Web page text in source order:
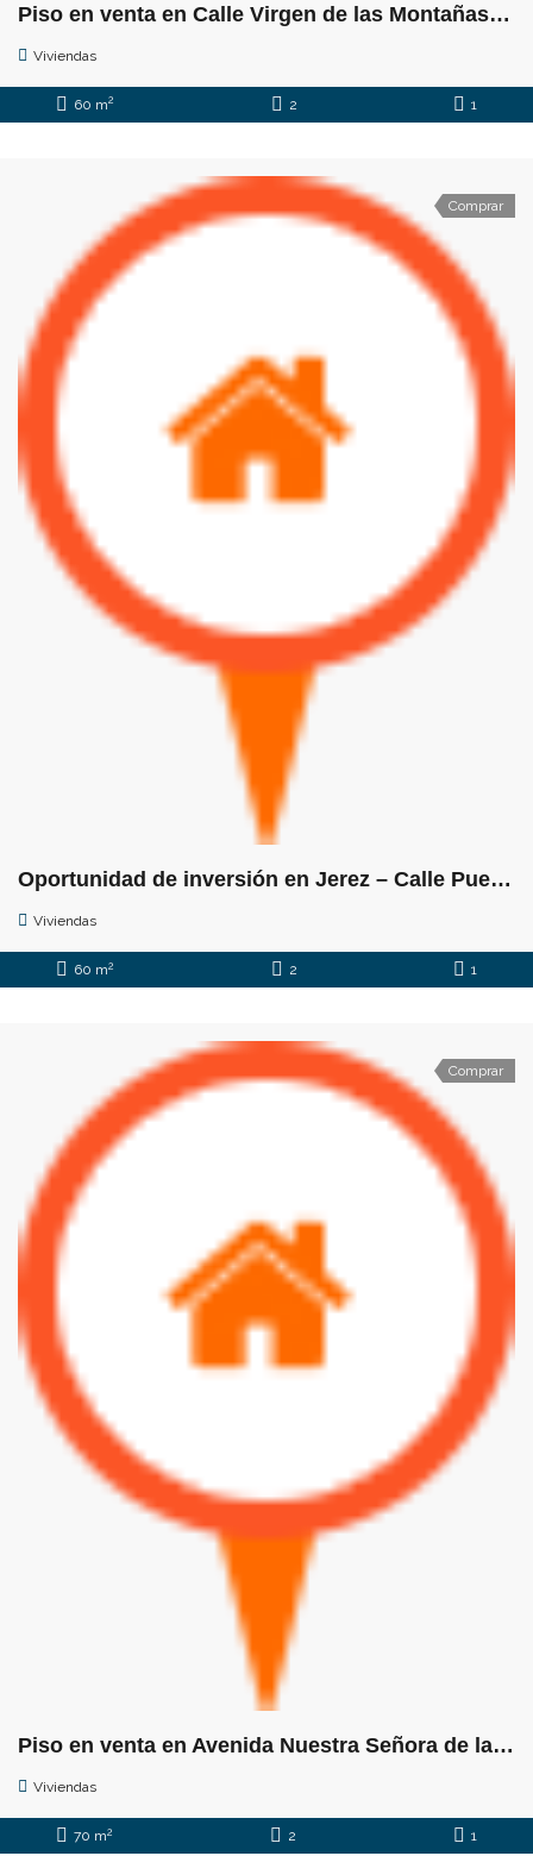
Piso en venta en Calle Virgen de las Montañas, 14
Viviendas
60 m2 2 1
Comprar
Oportunidad de inversión en Jerez – Calle Puerta del Sol
Viviendas
60 m2 2 1
Comprar
Piso en venta en Avenida Nuestra Señora de la Paz, 1
Viviendas
70 m2 2 1